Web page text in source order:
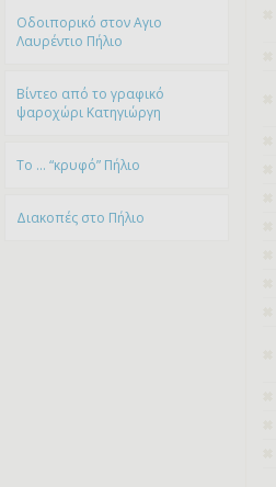
Οδοιπορικό στον Αγιο
Λαυρέντιο Πήλιο
Βίντεο από το γραφικό
ψαροχώρι Kατηγιώργη
To … “κρυφό” Πήλιο
Διακοπές στο Πήλιο